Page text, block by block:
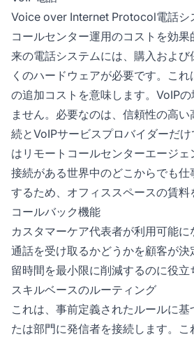
Voice over Internet Protocol電話シ
コールセンター運用のコストを効
来の電話システムには、購入およ
くのハードウェアが必要です。これ
の追加コストを意味します。VoIP
ません。必要なのは、信頼性の高
続とVoIPサービスプロバイダーだ
はリモートコールセンターエージェ
接続がある世界中のどこからでも仕
するため、オフィススペースの賃料
コールバック機能
カスタマーケア代表者が利用可能
通話を受け取るかどうかを顧客が
留時間を最小限に削減するのに役立
スキルベースのルーティング
これは、事前定義されたルールに基
たは部門に発信者を接続します。